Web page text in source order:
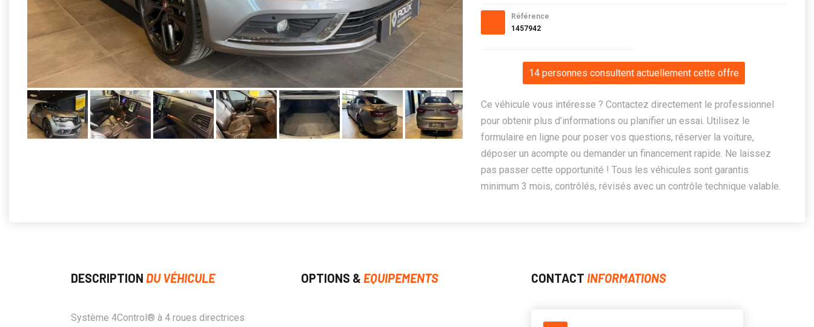
Référence
1457942
14 personnes consultent actuellement cette offre
Ce véhicule vous intéresse ? Contactez directement le professionnel
pour obtenir plus d’informations ou planifier un essai. Utilisez le
formulaire en ligne pour poser vos questions, réserver la voiture,
déposer un acompte ou demander un financement rapide. Ne laissez
pas passer cette opportunité ! Tous les véhicules sont garantis
minimum 3 mois, contrôlés, révisés avec un contrôle technique valable.
DESCRIPTION DU VÉHICULE
Système 4Control® à 4 roues directrices
OPTIONS & EQUIPEMENTS CONTACT INFORMATIONS